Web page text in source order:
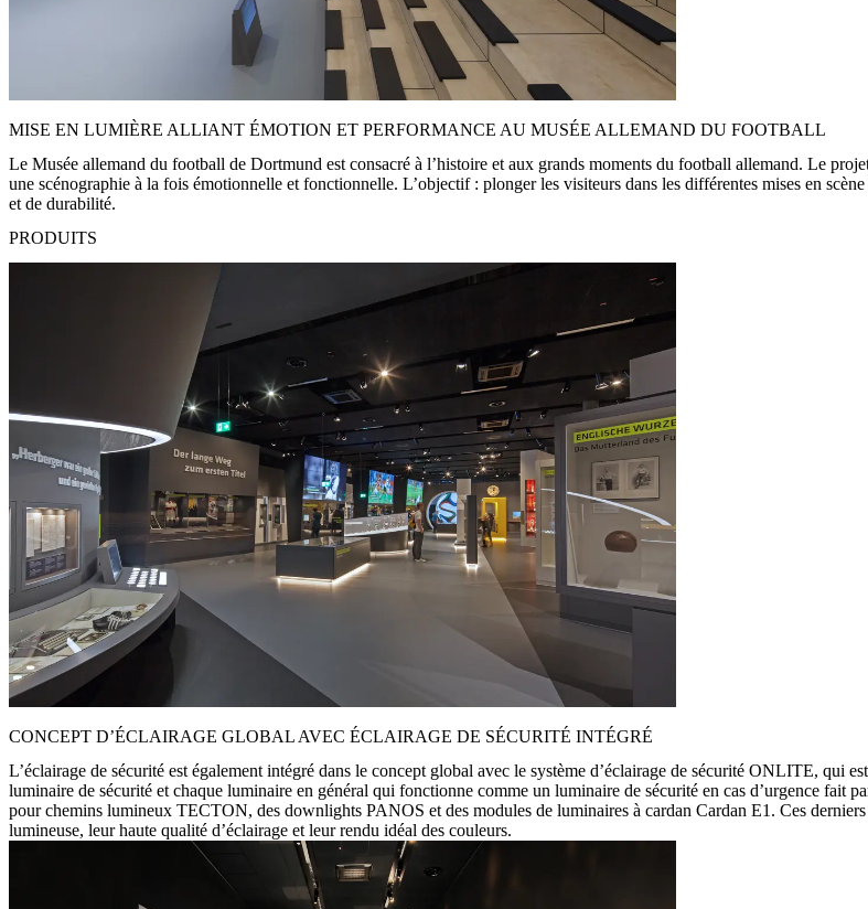
MISE EN LUMIÈRE ALLIANT ÉMOTION ET PERFORMANCE AU MUSÉE ALLEMAND DU FOOTBALL
Le Musée allemand du football de Dortmund est consacré à l’histoire et aux grands moments du football allemand. Le
une scénographie à la fois émotionnelle et fonctionnelle. L’objectif : plonger les visiteurs dans les différentes mises en
et de durabilité.
PRODUITS
CONCEPT D’ÉCLAIRAGE GLOBAL AVEC ÉCLAIRAGE DE SÉCURITÉ INTÉGRÉ
L’éclairage de sécurité est également intégré dans le concept global avec le système d’éclairage de sécurité ONLITE, qui
luminaire de sécurité et chaque luminaire en général qui fonctionne comme un luminaire de sécurité en cas d’urgence fait
pour chemins lumineux TECTON, des downlights PANOS et des modules de luminaires à cardan Cardan E1. Ces
lumineuse, leur haute qualité d’éclairage et leur rendu idéal des couleurs.